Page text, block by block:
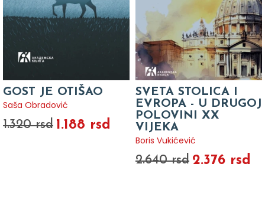
GOST JE OTIŠAO
Saša Obradović
1.320 rsd 1.188 rsd
SVETA STOLICA I
EVROPA - U DRUGOJ
POLOVINI XX
VIJEKA
Boris Vukićević
2.640 rsd 2.376 rsd